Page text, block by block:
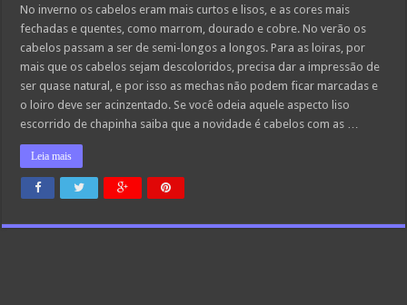
No inverno os cabelos eram mais curtos e lisos, e as cores mais
fechadas e quentes, como marrom, dourado e cobre. No verão os
cabelos passam a ser de semi-longos a longos. Para as loiras, por
mais que os cabelos sejam descoloridos, precisa dar a impressão de
ser quase natural, e por isso as mechas não podem ficar marcadas e
o loiro deve ser acinzentado. Se você odeia aquele aspecto liso
escorrido de chapinha saiba que a novidade é cabelos com as …
Leia mais